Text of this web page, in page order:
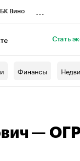
Вино
Стать
Финансы
—